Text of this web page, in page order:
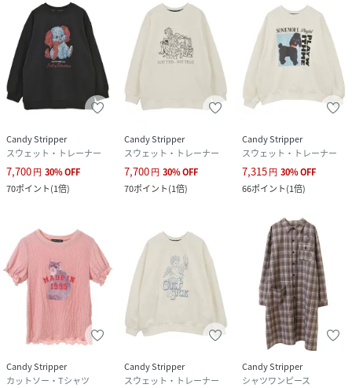
Candy Stripper
スウェット・トレーナー
7,700円 30%OFF
70ポイント(1倍)
Candy Stripper
スウェット・トレーナー
7,700円 30%OFF
70ポイント(1倍)
Candy Stripper
スウェット・トレーナー
7,315円 30%OFF
66ポイント(1倍)
Candy Stripper
カットソー・Tシャツ
Candy Stripper
スウェット・トレーナー
Candy Stripper
シャツワンピース